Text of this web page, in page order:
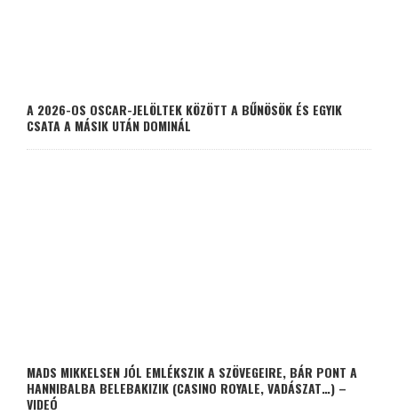
A 2026-OS OSCAR-JELÖLTEK KÖZÖTT A BŰNÖSÖK ÉS EGYIK
CSATA A MÁSIK UTÁN DOMINÁL
MADS MIKKELSEN JÓL EMLÉKSZIK A SZÖVEGEIRE, BÁR PONT A
HANNIBALBA BELEBAKIZIK (CASINO ROYALE, VADÁSZAT…) –
VIDEÓ